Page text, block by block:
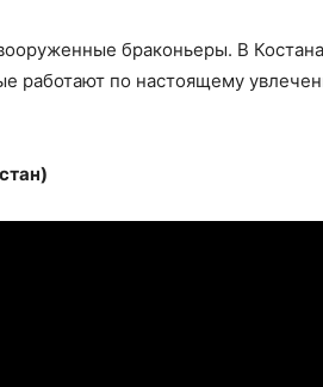
браконьеры. В
работают по настоящему